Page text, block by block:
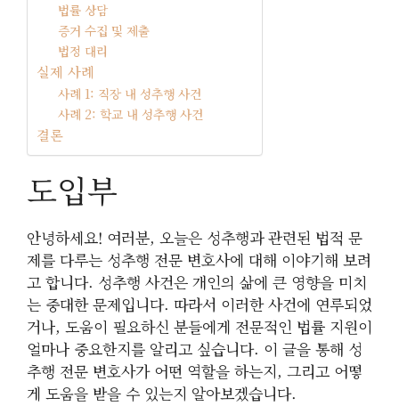
법률 상담
증거 수집 및 제출
법정 대리
실제 사례
사례 1: 직장 내 성추행 사건
사례 2: 학교 내 성추행 사건
결론
도입부
안녕하세요! 여러분, 오늘은 성추행과 관련된 법적 문
제를 다루는 성추행 전문 변호사에 대해 이야기해 보려
고 합니다. 성추행 사건은 개인의 삶에 큰 영향을 미치
는 중대한 문제입니다. 따라서 이러한 사건에 연루되었
거나, 도움이 필요하신 분들에게 전문적인 법률 지원이
얼마나 중요한지를 알리고 싶습니다. 이 글을 통해 성
추행 전문 변호사가 어떤 역할을 하는지, 그리고 어떻
게 도움을 받을 수 있는지 알아보겠습니다.